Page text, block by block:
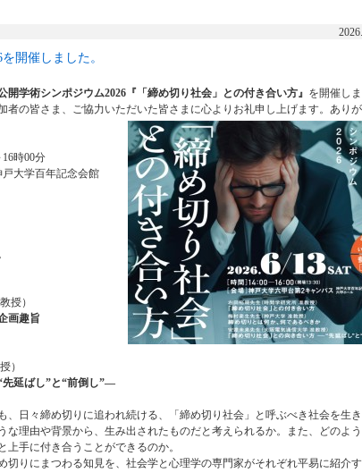
開催しました。
開学術シンポジウム2026『「締め切り社会」との付き合い方』 を開催しま
者の皆さま、ご協力いただいた皆さまに心よりお礼申し上げます。あり
時00分
大学百年記念会館
授）
画趣旨
）
延ばし”と“前倒し”―
、日々締め切りに追われ続ける、「締め切り社会」と呼ぶべき社会を生
な理由や背景から、生み出されたものだと考えられるか。また、どのよ
手に付き合うことができるのか。
切りにまつわる知見を、社会学と心理学の専門家がそれぞれ平易に紹介す